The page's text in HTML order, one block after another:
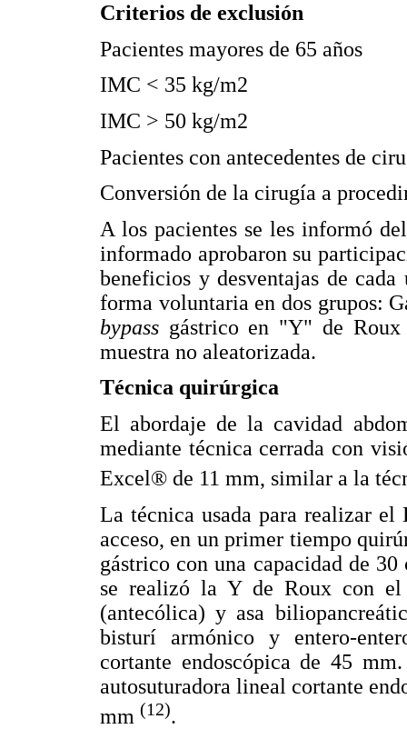
Criterios de exclusión
Pacientes mayores de 65 años
IMC < 35 kg/m2
IMC > 50 kg/m2
Pacientes con antecedentes de
Conversión de la cirugía a
A los pacientes se les informó
informado aprobaron su
beneficios y desventajas de
forma voluntaria en dos grupos:
bypass gástrico en "Y" de Roux
muestra no aleatorizada.
Técnica quirúrgica
El abordaje de la cavidad
mediante técnica cerrada con
Excel® de 11 mm, similar a la
La técnica usada para realizar
acceso, en un primer tiempo
gástrico con una capacidad de
se realizó la Y de Roux con
(antecólica) y asa
bisturí armónico y entero-
cortante endoscópica de 45
autosuturadora lineal cortante
mm (12).